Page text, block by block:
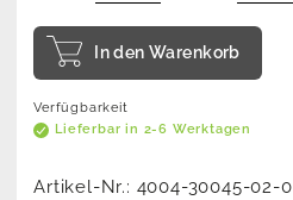
In den Warenkorb
Verfügbarkeit
Lieferbar in 2-6 Werktagen
Artikel-Nr.: 4004-30045-02-0